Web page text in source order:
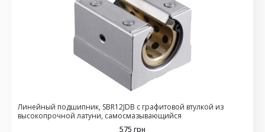
Линейный подшипник, SBR12JDB с графитовой втулкой из
высокопрочной латуни, самосмазывающийся
575 грн